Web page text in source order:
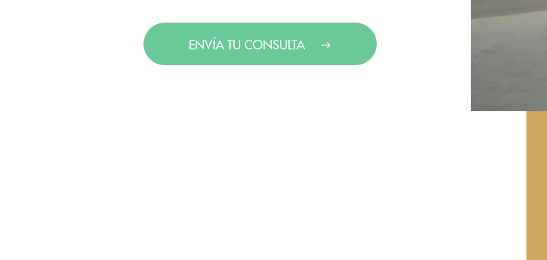
ENVÍA TU CONSULTA